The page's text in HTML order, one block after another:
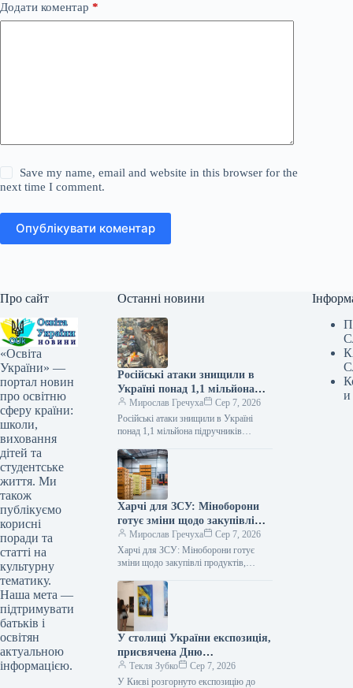
Додати коментар *
Save my name, email and website in this browser for the
next time I comment.
Опублікувати коментар
Про сайт
«Освіта
України» —
портал новин
про освітню
сферу країни:
школи,
виховання
дітей та
студентське
життя. Ми
також
публікуємо
корисні
поради та
статті на
культурну
тематику.
Наша мета —
підтримувати
батьків і
освітян
актуальною
інформацією.
Останні новини
Російські атаки знищили в
Україні понад 1,1 мільйона
підручників
Мирослав Гречуха
Сер 7, 2026
Російські атаки знищили в Україні
понад 1,1 мільйона підручників
російські атаки знищено понад 1,1 млн
українських…
Харчі для ЗСУ: Міноборони
готує зміни щодо закупівлі
продуктів, логістики та
контролю якості
Мирослав Гречуха
Сер 7, 2026
Харчі для ЗСУ: Міноборони готує
зміни щодо закупівлі продуктів,
07.08.2026 19:00 Укрінформ
Міністерство оборони України та…
У столиці України експозиція,
присвячена Дню
Незалежності
Текля Зубко
Сер 7, 2026
У Києві розгорнуто експозицію до
и